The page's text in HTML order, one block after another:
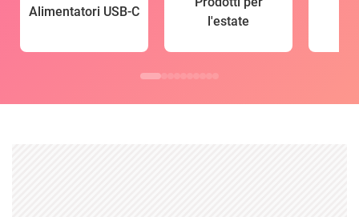
Alimentatori USB-C
l'estate